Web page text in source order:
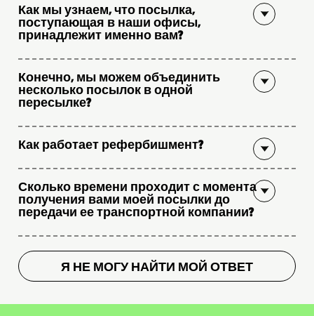
Как мы узнаем, что посылка,
поступающая в наши офисы,
принадлежит именно вам?
Конечно, мы можем объединить
несколько посылок в одной
пересылке?
Как работает рефербишмент?
Сколько времени проходит с момента
получения вами моей посылки до
передачи ее транспортной компании?
Я НЕ МОГУ НАЙТИ МОЙ ОТВЕТ